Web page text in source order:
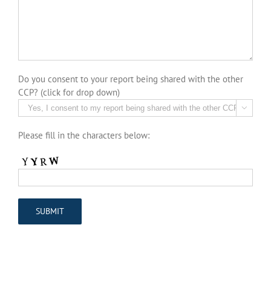
Do you consent to your report being shared with the other
CCP? (click for drop down)

Please fill in the characters below: